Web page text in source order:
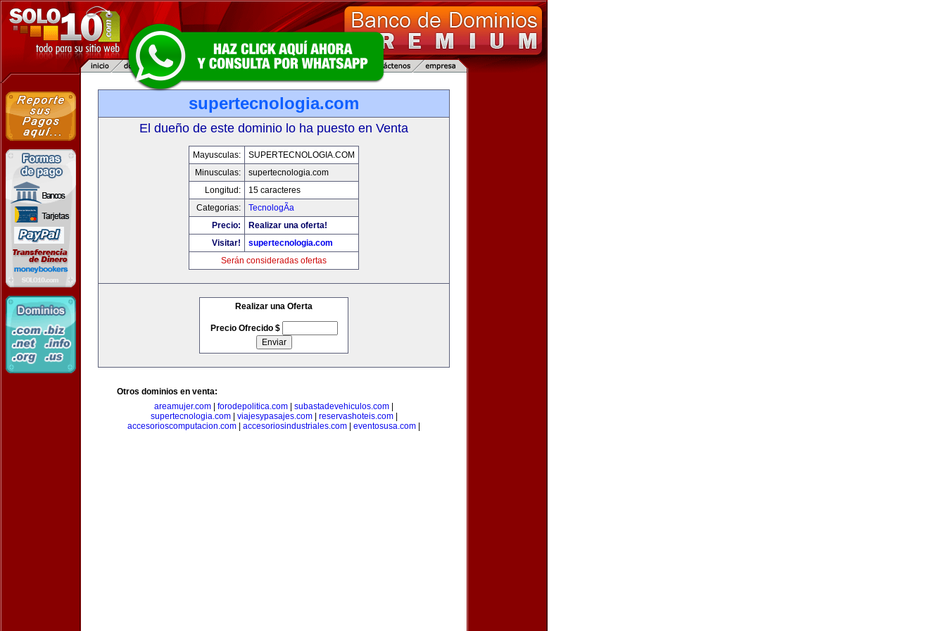
supertecnologia.com
El dueño de este dominio lo ha puesto en Venta
Mayusculas:
SUPERTECNOLOGIA.COM
Minusculas:
supertecnologia.com
Longitud:
15 caracteres
Categorias:
TecnologÃ­a
Precio:
Realizar una oferta!
Visitar!
supertecnologia.com
Serán consideradas ofertas
Realizar una Oferta
Precio Ofrecido $
Otros dominios en venta:
areamujer.com
forodepolitica.com subastadevehiculos.com
supertecnologia.com| viajesypasajes.com| reservashoteis.com|
accesorioscomputacion.com
accesoriosindustriales.com eventosusa.com